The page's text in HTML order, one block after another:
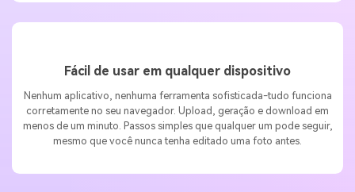
Nenhum aplicativo, nenhuma ferramenta sofisticada-tudo funciona
corretamente no seu navegador. Upload, geração e download em
menos de um minuto. Passos simples que qualquer um pode seguir,